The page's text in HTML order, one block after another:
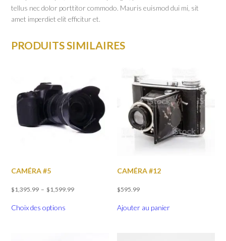
tellus nec dolor porttitor commodo. Mauris euismod dui mi, sit
amet imperdiet elit efficitur et.
PRODUITS SIMILAIRES
CAMÉRA #5
$1,395.99 – $1,599.99Plage
Choix des options
CAMÉRA #12
$595.99
Ajouter au panier